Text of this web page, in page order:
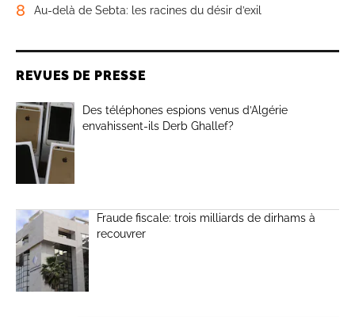
8 Au-delà de Sebta: les racines du désir d’exil
REVUES DE PRESSE
Des téléphones espions venus d’Algérie
envahissent-ils Derb Ghallef?
Fraude fiscale: trois milliards de dirhams à
recouvrer